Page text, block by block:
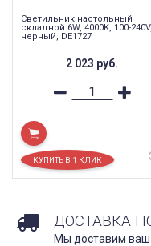
Светильник настольный
складной 6W, 4000K, 100-240V,
черный, DE1727
2 023 руб.
ДОСТАВКА
Мы доставим ваш